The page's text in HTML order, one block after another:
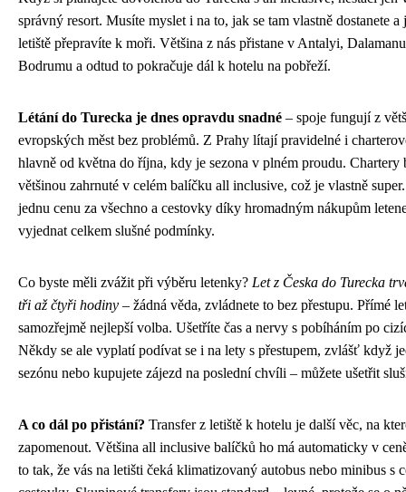
správný resort. Musíte myslet i na to, jak se tam vlastně dostanete a
letiště přepravíte k moři. Většina z nás přistane v Antalyi,
Bodrumu a odtud to pokračuje dál k hotelu na pobřeží.
Létání do Turecka je dnes opravdu snadné – spoje fungují z
evropských měst bez problémů. Z Prahy lítají pravidelné i
hlavně od května do října, kdy je sezona v plném proudu. Chartery
většinou zahrnuté v celém balíčku all inclusive, což je vlastně
jednu cenu za všechno a cestovky díky hromadným nákupům
vyjednat celkem slušné podmínky.
Co byste měli zvážit při výběru letenky? Let z Česka do Turecka
tři až čtyři hodiny – žádná věda, zvládnete to bez přestupu. Přímé
samozřejmě nejlepší volba. Ušetříte čas a nervy s pobíháním po
Někdy se ale vyplatí podívat se i na lety s přestupem, zvlášť když
sezónu nebo kupujete zájezd na poslední chvíli – můžete ušetřit
A co dál po přistání? Transfer z letiště k hotelu je další věc, na
zapomenout. Většina all inclusive balíčků ho má automaticky v
to tak, že vás na letišti čeká klimatizovaný autobus nebo minibus s